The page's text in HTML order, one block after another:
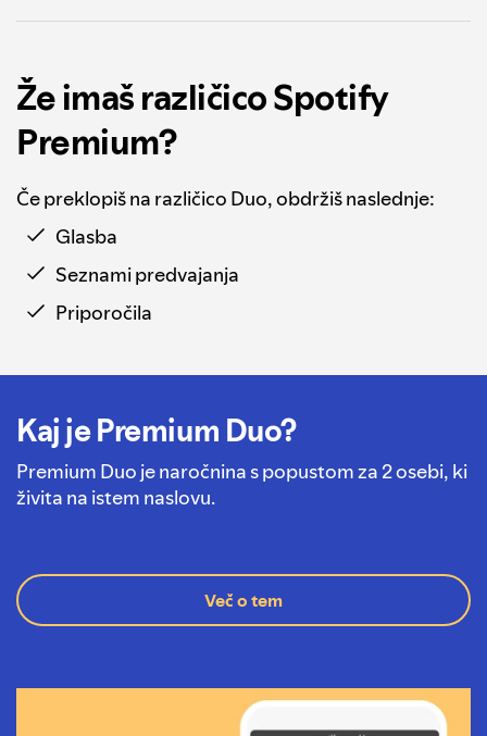
Že imaš različico Spotify
Premium?
Če preklopiš na različico Duo, obdržiš naslednje:
Glasba
Seznami predvajanja
Priporočila
Kaj je Premium Duo?
Premium Duo je naročnina s popustom za 2 osebi, ki
živita na istem naslovu.
Več o tem